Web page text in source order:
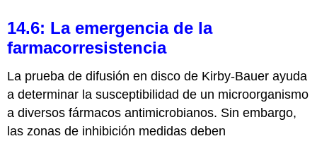
14.6: La emergencia de la
farmacorresistencia
La prueba de difusión en disco de Kirby-Bauer ayuda
a determinar la susceptibilidad de un microorganismo
a diversos fármacos antimicrobianos. Sin embargo,
las zonas de inhibición medidas deben